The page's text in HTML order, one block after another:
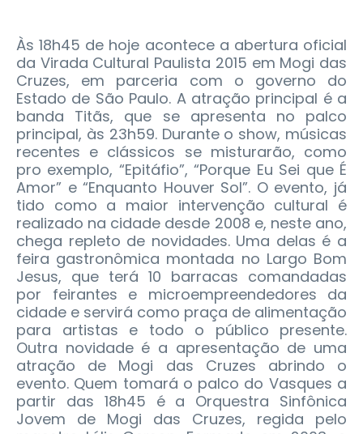
Às 18h45 de hoje acontece a abertura oficial
da Virada Cultural Paulista 2015 em Mogi das
Cruzes, em parceria com o governo do
Estado de São Paulo. A atração principal é a
banda Titãs, que se apresenta no palco
principal, às 23h59. Durante o show, músicas
recentes e clássicos se misturarão, como
pro exemplo, “Epitáfio”, “Porque Eu Sei que É
Amor” e “Enquanto Houver Sol”. O evento, já
tido como a maior intervenção cultural é
realizado na cidade desde 2008 e, neste ano,
chega repleto de novidades. Uma delas é a
feira gastronômica montada no Largo Bom
Jesus, que terá 10 barracas comandadas
por feirantes e microempreendedores da
cidade e servirá como praça de alimentação
para artistas e todo o público presente.
Outra novidade é a apresentação de uma
atração de Mogi das Cruzes abrindo o
evento. Quem tomará o palco do Vasques a
partir das 18h45 é a Orquestra Sinfônica
Jovem de Mogi das Cruzes, regida pelo